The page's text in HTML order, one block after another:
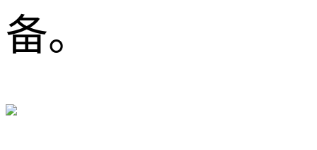
备。